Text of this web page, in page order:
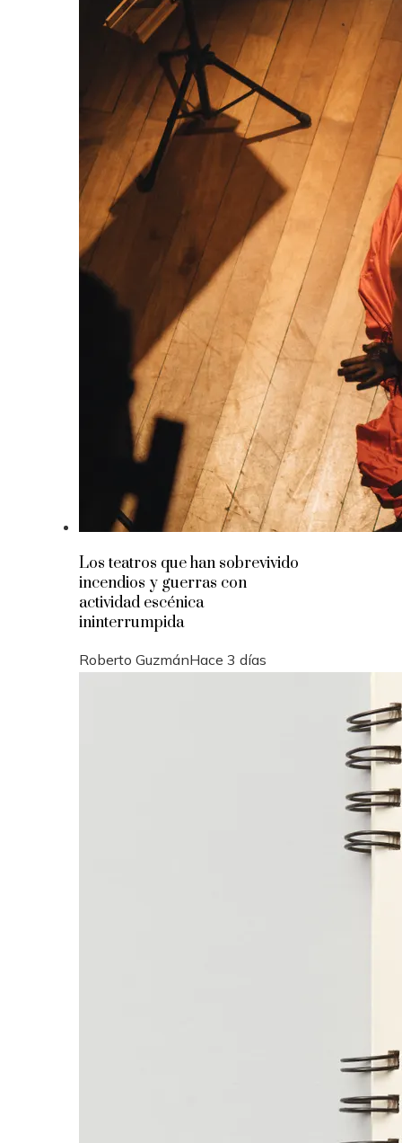
Los teatros que han sobrevivido
incendios y guerras con
actividad escénica
ininterrumpida
Roberto GuzmánHace 3 días